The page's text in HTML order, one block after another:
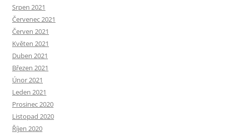
Srpen 2021
Červenec 2021
Červen 2021
Květen 2021
Duben 2021
Březen 2021
Únor 2021
Leden 2021
Prosinec 2020
Listopad 2020
Říjen 2020